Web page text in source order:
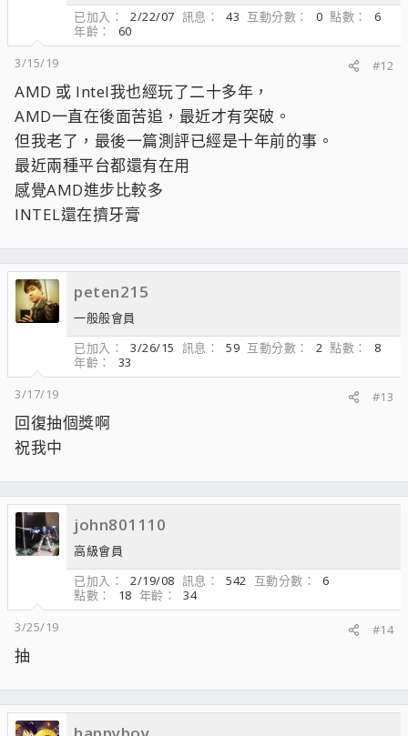
已加入
2/22/07 訊息 43 互動分數 0 點數
6
年齡
60
3/15/19
#12
AMD 或 Intel我也經玩了二十多年，
AMD一直在後面苦追，最近才有突破。
但我老了，最後一篇測評已經是十年前的事。
最近兩種平台都還有在用
感覺AMD進步比較多
INTEL還在擠牙膏
peten215
一般般會員
已加入
3/26/15 訊息 59 互動分數 2 點數
8
年齡
33
3/17/19
#13
回復抽個獎啊
祝我中
john801110
高級會員
已加入
2/19/08 訊息 542 互動分數
6
點數
18 年齡
34
3/25/19
#14
抽